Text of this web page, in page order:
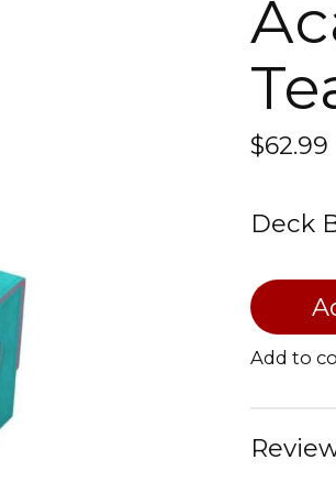
$62.99
Deck
Add to